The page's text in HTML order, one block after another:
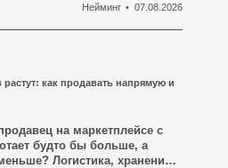
простом действии
рассыпается. Человек
плюс», потом «СтройГрант»,
сам не уверен, где там что.
передать его другому
Нейминг 07.08.2026
как продавать напрямую и
на маркетплейсе с
будто бы больше, а
Логистика, хранение,